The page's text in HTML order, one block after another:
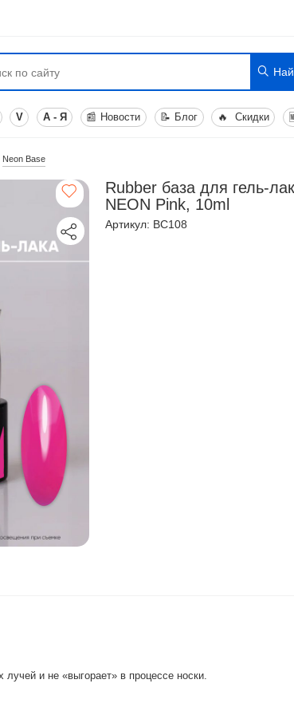
V А - Я 📰 Новости 📝 Блог 🔥 Скидки
Neon Base
Rubber база для гель-
NEON Pink, 10ml
Артикул: BC108
и не «выгорает» в процессе носки.